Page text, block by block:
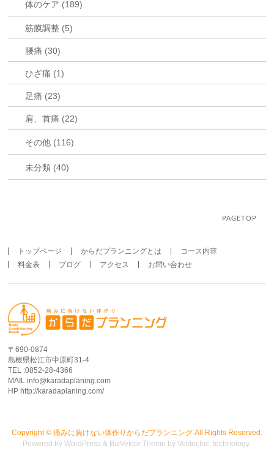
体のケア (189)
筋膜調整 (5)
腰痛 (30)
ひざ痛 (1)
足痛 (23)
肩、首痛 (22)
その他 (116)
未分類 (40)
PAGETOP
トップページ からだプランニングとは
コース内容
料金表
ブログ アクセス お問い合わせ
〒690-0874
島根県松江市中原町31-4
TEL :0852-28-4366
MAIL info@karadaplaning.com
HP http://karadaplaning.com/
Copyright © 痛みに負けない体作りからだプランニングAll Rights Reserved.
Powered byWordPress & BizVektor Theme byVektor,Inc. technology.